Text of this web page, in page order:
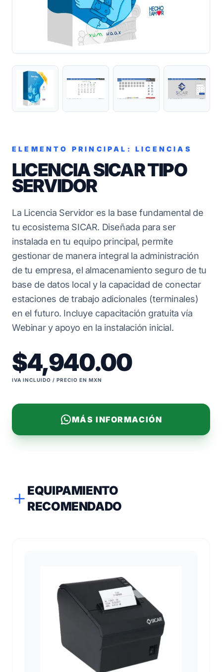
ELEMENTO PRINCIPAL: LICENCIAS
LICENCIA SICAR TIPO
SERVIDOR
La Licencia Servidor es la base fundamental de
tu ecosistema SICAR. Diseñada para ser
instalada en tu equipo principal, permite
gestionar de manera integral la administración
de tu empresa, el almacenamiento seguro de tu
base de datos local y la capacidad de conectar
estaciones de trabajo adicionales (terminales)
en el futuro. Incluye capacitación gratuita vía
Webinar y apoyo en la instalación inicial.
$4,940.00
IVA INCLUIDO / PRECIO EN MXN
MÁS INFORMACIÓN
EQUIPAMIENTO
RECOMENDADO